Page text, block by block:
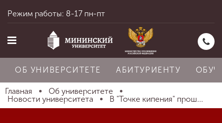
Режим работы: 8-17 пн-пт
ОБ УНИВЕРСИТЕТЕ АБИТУРИЕНТУ
Главная
Об университете
Новости университета
В "Точке кипения" прош...